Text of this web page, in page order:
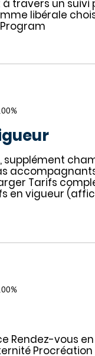
travers un suivi
libérale
Program
supplément
Tarifs
en vigueur
Rendez-vous